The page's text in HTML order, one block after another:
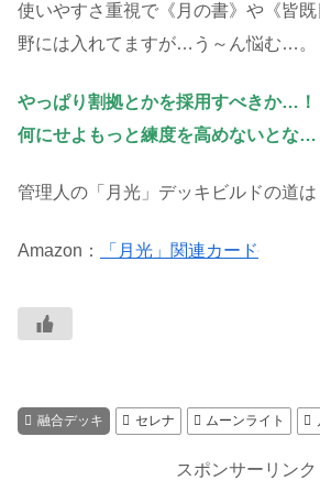
使いやすさ重視で《月の書》や《皆
野には入れてますが…う～ん悩む…。
やっぱり割拠とかを採用すべきか…！
何にせよもっと練度を高めないとな…
管理人の「月光」デッキビルドの道は
Amazon： 「月光」関連カード
融合デッキ セレナ ムーンライト
スポンサーリンク